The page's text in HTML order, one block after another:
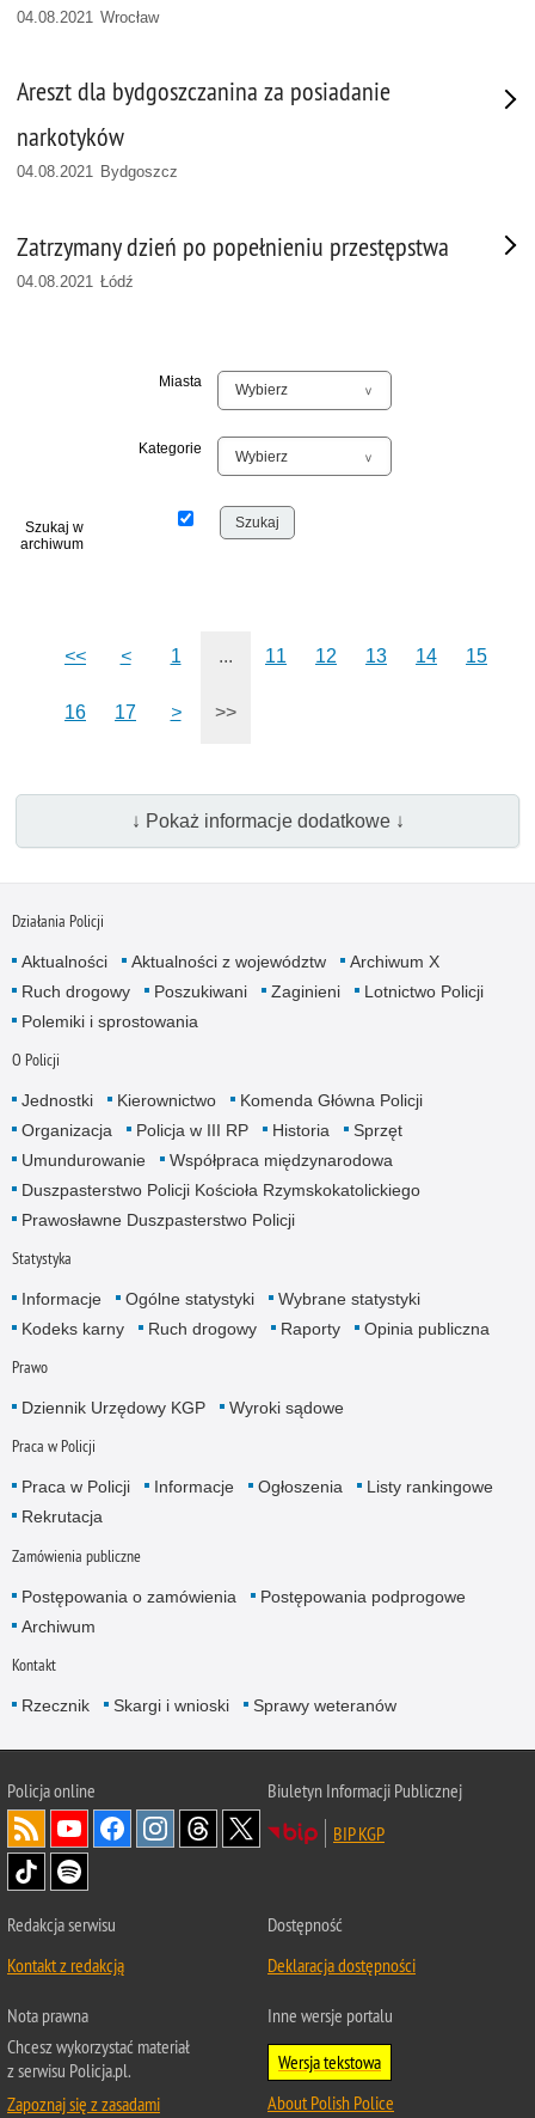
04.08.2021 Wrocław
Areszt dla bydgoszczanina za posiadanie
narkotyków
04.08.2021 Bydgoszcz
Zatrzymany dzień po popełnieniu przestępstwa
04.08.2021 Łódź
Miasta
Kategorie
Szukaj w
archiwum
<< < 1 ... 11 12 13 14 15
16 17 > >>
↓ Pokaż informacje dodatkowe ↓
Działania Policji
Aktualności Aktualności z województw
Archiwum X
Ruch drogowy
Poszukiwani Zaginieni
Lotnictwo Policji
Polemiki i sprostowania
O Policji
Jednostki Kierownictwo
Komenda Główna Policji
Organizacja
Policja w III RP Historia
Sprzęt
Umundurowanie
Współpraca międzynarodowa
Duszpasterstwo Policji Kościoła Rzymskokatolickiego
Prawosławne Duszpasterstwo Policji
Statystyka
Informacje Ogólne statystyki
Wybrane statystyki
Kodeks karny
Ruch drogowy Raporty Opinia publiczna
Prawo
Dziennik Urzędowy KGP Wyroki sądowe
Praca w Policji
Praca w Policji Informacje Ogłoszenia
Listy rankingowe
Rekrutacja
Zamówienia publiczne
Postępowania o zamówienia
Postępowania podprogowe
Archiwum
Kontakt
Rzecznik Skargi i wnioski Sprawy weteranów
Policjaonline
Biuletyn Informacji Publicznej
BIP KGP
Redakcja serwisu
Kontakt z redakcją
Dostępność
Deklaracja dostępności
Nota prawna
Chcesz wykorzystać materiał
z serwisu Policja.pl.
Zapoznaj się z zasadami
Inne wersje portalu
Wersja tekstowa
About Polish Police